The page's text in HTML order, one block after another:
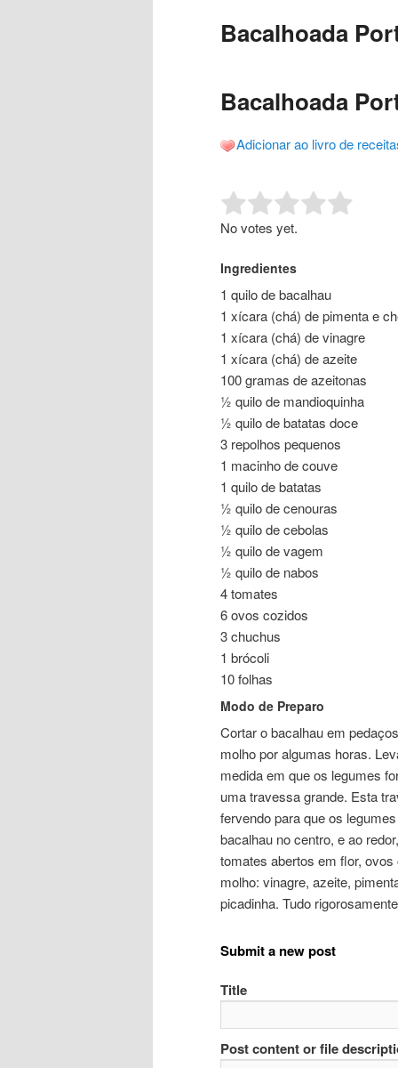
conteúdo
conteúdo
Bacalhoada
Bacalhoada
Adicionar ao livro de
Rate this item:
No votes yet.
Ingredientes
1 quilo de bacalhau
1 xícara (chá) de pimenta e
1 xícara (chá) de vinagre
1 xícara (chá) de azeite
100 gramas de azeitonas
½ quilo de mandioquinha
½ quilo de batatas doce
3 repolhos pequenos
1 macinho de couve
1 quilo de batatas
½ quilo de cenouras
½ quilo de cebolas
½ quilo de vagem
½ quilo de nabos
4 tomates
6 ovos cozidos
3 chuchus
1 brócoli
10 folhas
Modo de Preparo
Cortar o bacalhau em
molho por algumas horas.
medida em que os legumes
uma travessa grande. Esta
fervendo para que os
bacalhau no centro, e ao
tomates abertos em flor,
molho: vinagre, azeite,
picadinha. Tudo
Submit a new post
Title
Post content or file